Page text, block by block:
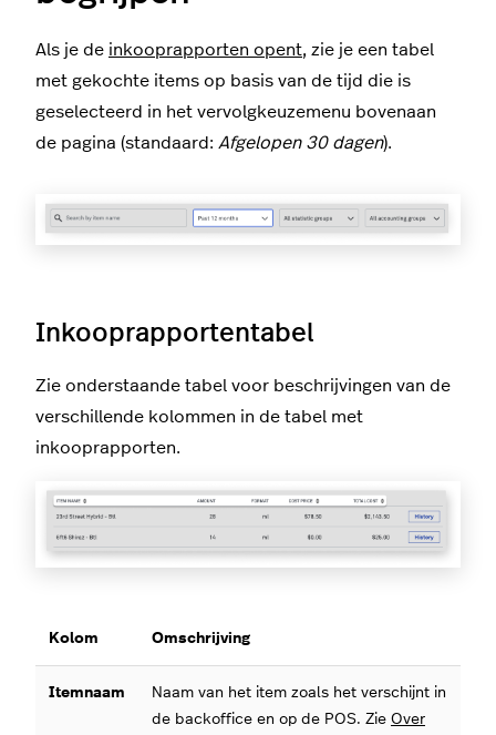
Als je de inkooprapporten opent, zie je een tabel
met gekochte items op basis van de tijd die is
geselecteerd in het vervolgkeuzemenu bovenaan
de pagina (standaard: Afgelopen 30 dagen).
Inkooprapportentabel
Zie onderstaande tabel voor beschrijvingen van de
verschillende kolommen in de tabel met
inkooprapporten.
Kolom Omschrijving
Itemnaam
Naam van het item zoals het verschijnt in
de backoffice en op de POS. Zie Over